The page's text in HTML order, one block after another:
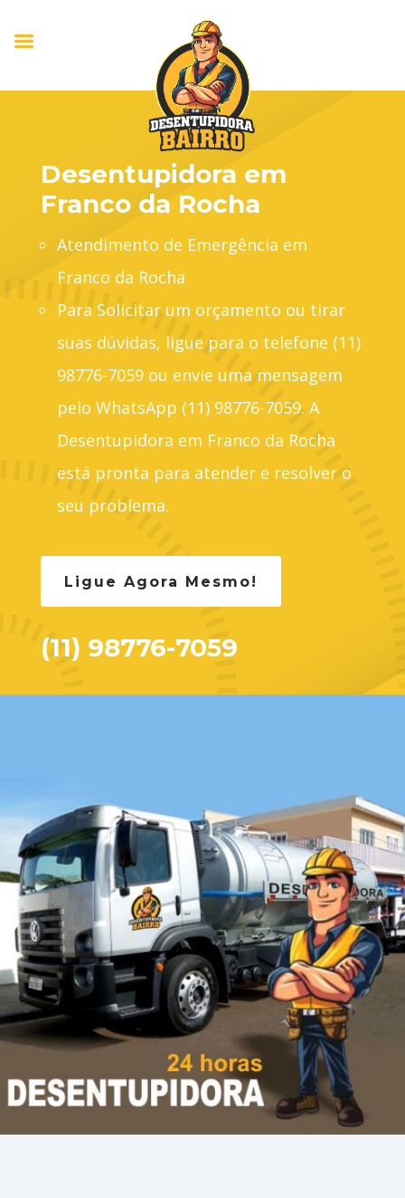
Desentupidora em
Franco da Rocha
Atendimento de Emergência em
Franco da Rocha
Para Solicitar um orçamento ou tirar
suas dúvidas, ligue para o telefone (11)
98776-7059 ou envie uma mensagem
pelo WhatsApp (11) 98776-7059. A
Desentupidora em Franco da Rocha
está pronta para atender e resolver o
seu problema.
Ligue Agora Mesmo!
(11) 98776-7059